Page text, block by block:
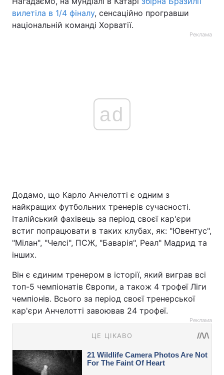
вилетіла в 1/4 фіналу, сенсаційно програвши
національній команді Хорватії.
Реклама
ad
Додамо, що Карло Анчелотті є одним з
найкращих футбольних тренерів сучасності.
Італійський фахівець за період своєї кар'єри
встиг попрацювати в таких клубах, як: "Ювентус",
"Мілан", "Челсі", ПСЖ, "Баварія", Реал" Мадрид та
інших.
Він є єдиним тренером в історії, який виграв всі
топ-5 чемпіонатів Європи, а також 4 трофеї Ліги
чемпіонів. Всього за період своєї тренерської
кар'єри Анчелотті завоював 24 трофеї.
Реклама